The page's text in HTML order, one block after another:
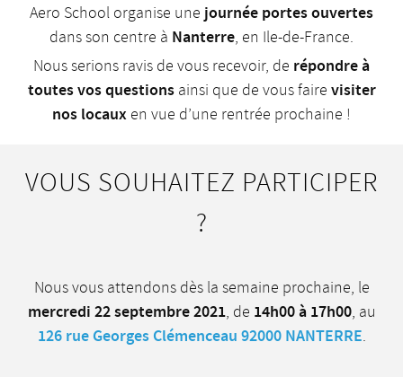
Aero School organise une journée portes ouvertes
dans son centre à Nanterre, en Ile-de-France.
Nous serions ravis de vous recevoir, de répondre à
toutes vos questionsainsi que de vous faire visiter
nos locaux en vue d’une rentrée prochaine !
VOUS SOUHAITEZ PARTICIPER
?
Nous vous attendons dès la semaine prochaine, le
mercredi 22 septembre 2021, de 14h00 à 17h00, au
126 rue Georges Clémenceau 92000 NANTERRE.